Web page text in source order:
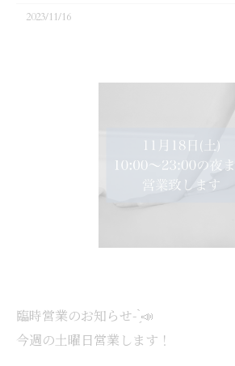
2023/11/16
臨時営業のお知らせ- ̗̀📣
今週の土曜日営業します！